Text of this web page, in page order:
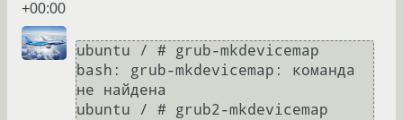
+00:00
ubuntu / # grub-mkdevicemap
bash: grub-mkdevicemap: команда
не найдена
ubuntu / # grub2-mkdevicemap